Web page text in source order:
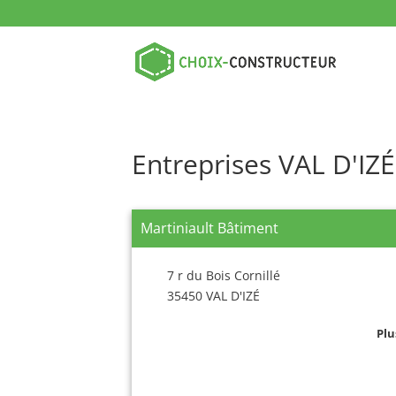
Entreprises VAL D'IZÉ
Martiniault Bâtiment
7 r du Bois Cornillé
35450 VAL D'IZÉ